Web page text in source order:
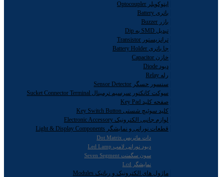
اپتوکوپلر Optocoupler
باتری Battery
بازر Buzzer
تبدیل SMD به Dip
ترانزیستور Transistor
جا باتری Battery Holder
خازن Capacitor
دیود Diode
رله Relay
سنسور حسگر Sensor Detector
سوکت کانکتور سرسیم ترمینال Sucket Connector Terminal
صفحه کلید Key Pad
کلید سوئیچ شستی Key Switch Button
لوازم جانبی الکترونیک Electronic Accessory
قطعات نورانی و نمایشگر Light & Display Components
دات ماتریس Dot Matrix
دیود نورانی لامپ Led Lamp
سون سگمنت Seven Segment
نمایشگر Lcd
ماژول های الکترونیک و رباتیک Modules